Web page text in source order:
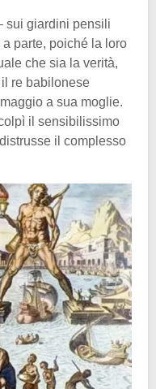
sui giardini pensili
parte, poiché la loro
che sia la verità,
re babilonese
a sua moglie.
il sensibilissimo
il complesso